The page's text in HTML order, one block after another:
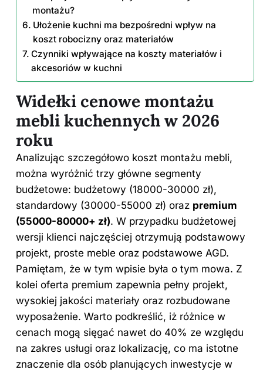
montażu?
Ułożenie kuchni ma bezpośredni wpływ na
koszt robocizny oraz materiałów
Czynniki wpływające na koszty materiałów i
akcesoriów w kuchni
Widełki cenowe montażu
mebli kuchennych w 2026
roku
Analizując szczegółowo koszt montażu mebli,
można wyróżnić trzy główne segmenty
budżetowe: budżetowy (18000-30000 zł),
standardowy (30000-55000 zł) oraz premium
(55000-80000+ zł). W przypadku budżetowej
wersji klienci najczęściej otrzymują podstawowy
projekt, proste meble oraz podstawowe AGD.
Pamiętam, że w tym wpisie była o tym mowa. Z
kolei oferta premium zapewnia pełny projekt,
wysokiej jakości materiały oraz rozbudowane
wyposażenie. Warto podkreślić, iż różnice w
cenach mogą sięgać nawet do 40% ze względu
na zakres usługi oraz lokalizację, co ma istotne
znaczenie dla osób planujących inwestycje w